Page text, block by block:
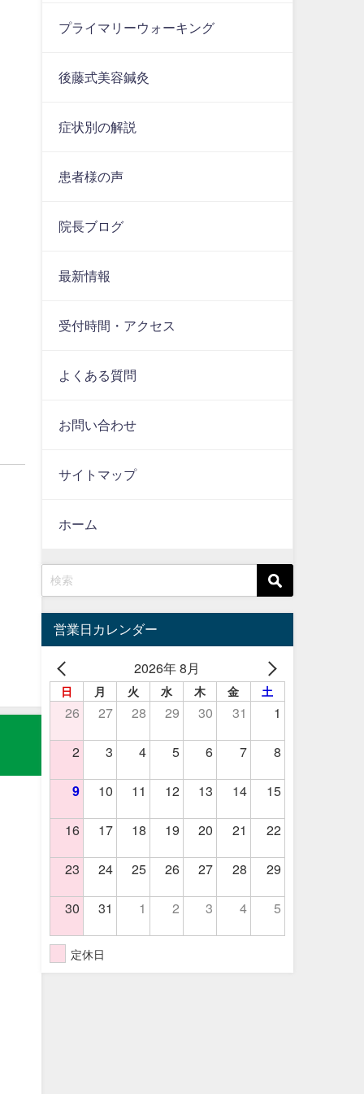
プライマリーウォーキング®
後藤式美容鍼灸
症状別の解説
患者様の声
院長ブログ
最新情報
受付時間・アクセス
よくある質問
お問い合わせ
サイトマップ
ホーム
営業日カレンダー
2026年 8月
日 月 火 水 木 金 土
26 27 28 29 30 31 1
2 3 4 5 6 7 8
9 10 11 12 13 14 15
16 17 18 19 20 21 22
23 24 25 26 27 28 29
30 31 1 2 3 4 5
定休日